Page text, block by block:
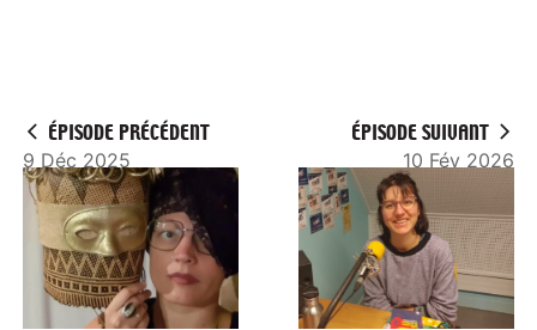
ÉPISODE PRÉCÉDENT
9 Déc 2025
ÉPISODE SUIVANT
10 Fév 2026